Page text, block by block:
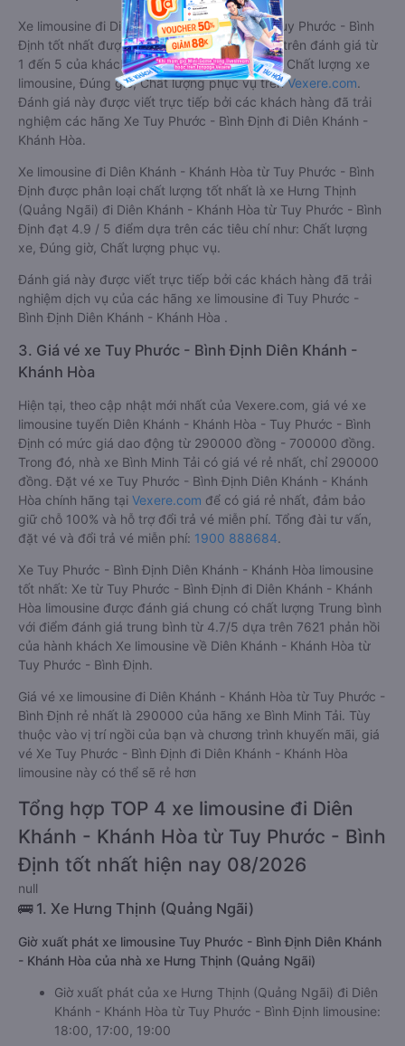
Xe limousine đi Diên Khánh - Khánh Hòa từ Tuy Phước - Bình
Định tốt nhất được phân loại chất lượng dựa trên đánh giá từ
1 đến 5 của khách hàng với các tiêu chí như: Chất lượng xe
limousine, Đúng giờ, Chất lượng phục vụ trênVexere.com.
Đánh giá này được viết trực tiếp bởi các khách hàng đã trải
nghiệm các hãng Xe Tuy Phước - Bình Định đi Diên Khánh -
Khánh Hòa.
Xe limousine đi Diên Khánh - Khánh Hòa từ Tuy Phước - Bình
Định được phân loại chất lượng tốt nhất là xe Hưng Thịnh
(Quảng Ngãi) đi Diên Khánh - Khánh Hòa từ Tuy Phước - Bình
Định đạt 4.9 / 5 điểm dựa trên các tiêu chí như: Chất lượng
xe, Đúng giờ, Chất lượng phục vụ.
Đánh giá này được viết trực tiếp bởi các khách hàng đã trải
nghiệm dịch vụ của các hãng xe limousine đi Tuy Phước -
Bình Định Diên Khánh - Khánh Hòa .
3. Giá vé xe Tuy Phước - Bình Định Diên Khánh -
Khánh Hòa
Hiện tại, theo cập nhật mới nhất của Vexere.com, giá vé xe
limousine tuyến Diên Khánh - Khánh Hòa - Tuy Phước - Bình
Định có mức giá dao động từ 290000 đồng - 700000 đồng.
Trong đó, nhà xe Bình Minh Tải có giá vé rẻ nhất, chỉ 290000
đồng. Đặt vé xe Tuy Phước - Bình Định Diên Khánh - Khánh
Hòa chính hãng tại Vexere.com để có giá rẻ nhất, đảm bảo
giữ chỗ 100% và hỗ trợ đổi trả vé miễn phí. Tổng đài tư vấn,
đặt vé và đổi trả vé miễn phí: 1900 888684.
Xe Tuy Phước - Bình Định Diên Khánh - Khánh Hòa limousine
tốt nhất: Xe từ Tuy Phước - Bình Định đi Diên Khánh - Khánh
Hòa limousine được đánh giá chung có chất lượng Trung bình
với điểm đánh giá trung bình từ 4.7/5 dựa trên 7621 phản hồi
của hành khách Xe limousine về Diên Khánh - Khánh Hòa từ
Tuy Phước - Bình Định.
Giá vé xe limousine đi Diên Khánh - Khánh Hòa từ Tuy Phước -
Bình Định rẻ nhất là 290000 của hãng xe Bình Minh Tải. Tùy
thuộc vào vị trí ngồi của bạn và chương trình khuyến mãi, giá
vé Xe Tuy Phước - Bình Định đi Diên Khánh - Khánh Hòa
limousine này có thể sẽ rẻ hơn
Tổng hợp TOP 4 xe limousine đi Diên
Khánh - Khánh Hòa từ Tuy Phước - Bình
Định tốt nhất hiện nay 08/2026
null
🚌 1. Xe Hưng Thịnh (Quảng Ngãi)
Giờ xuất phát xe limousine Tuy Phước - Bình Định Diên Khánh
- Khánh Hòa của nhà xe Hưng Thịnh (Quảng Ngãi)
Giờ xuất phát của xe Hưng Thịnh (Quảng Ngãi) đi Diên
Khánh - Khánh Hòa từ Tuy Phước - Bình Định limousine:
18:00, 17:00, 19:00